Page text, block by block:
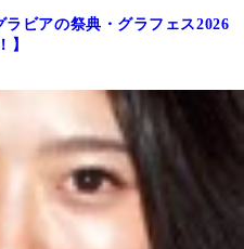
ビアの祭典・グラフェス2026
】